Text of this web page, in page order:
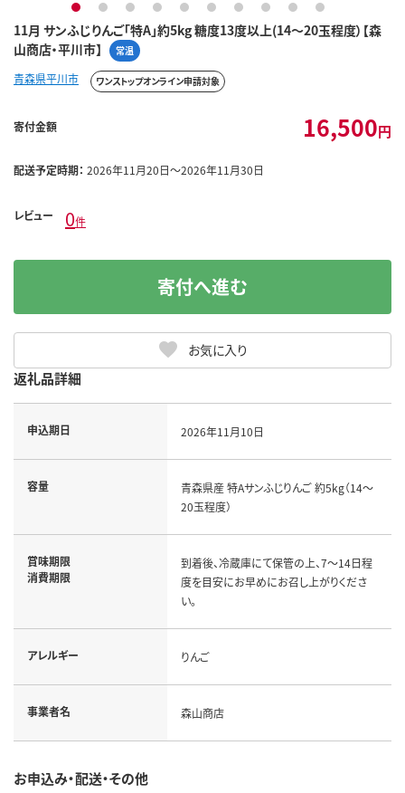
11月 サンふじりんご「特A」約5kg 糖度13度以上(14～20玉程度）【森
山商店・平川市】
常温
1 2 3 4 5 6 7 8 9 10
青森県平川市 ワンストップオンライン申請対象
寄付金額 16,500円
配送予定時期： 2026年11月20日～2026年11月30日
レビュー 0件
お気に入り
寄付へ進む
返礼品詳細
申込期日 2026年11月10日
容量
青森県産 特Aサンふじりんご 約5kg（14～
20玉程度）
賞味期限
消費期限
到着後、冷蔵庫にて保管の上、7～14日程
度を目安にお早めにお召し上がりくださ
い。
アレルギー りんご
事業者名 森山商店
お申込み・配送・その他